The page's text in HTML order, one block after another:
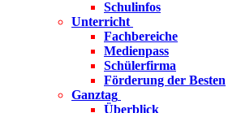
Schulinfos
Unterricht
Fachbereiche
Medienpass
Schülerfirma
Förderung der Besten
Ganztag
Überblick